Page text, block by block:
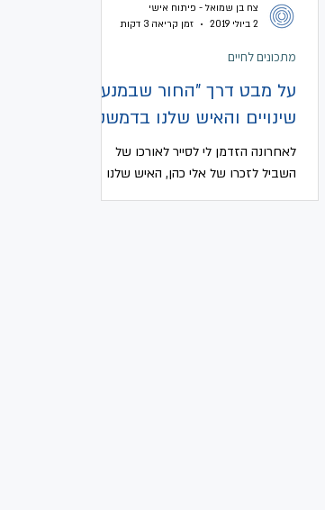
על מבט דרך "החור שבמנעול"
שינויים והאיש שלנו בדמשק
לאחרונה הזדמן לי לסייר לאורכו של
השביל לזכרו של אלי כהן, האיש שלנו
מתכונים לחיים
צח בן שמואל - פיתוח אישי
2 ביולי 2019
זמן קריאה 3 דקות